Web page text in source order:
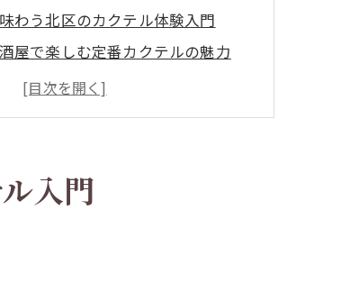
わう北区のカクテル体験入門
屋で楽しむ定番カクテルの魅力
も叶う北区居酒屋の選び方ガイド
者も安心の北区カクテル事情
北区居酒屋選びの秘訣
して過ごせる北区居酒屋の特徴
入門